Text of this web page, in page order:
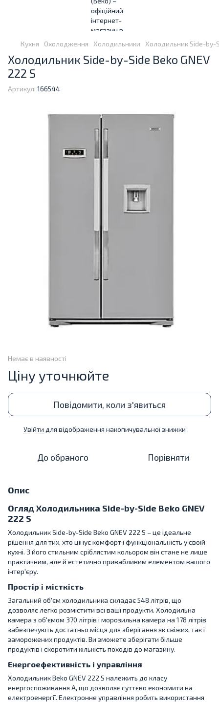
Кухня Охолодження Холодильники Холодильник Side-by-
Холодильник Side-by-Side Beko GNEV
222 S
Артикул: 166544
Немає в наявності
Ціну уточнюйте
Повідомити, коли з'явиться
Увійти для відображення накопичувальної знижки
До обраного Порівняти
Опис
Огляд Холодильника Side-by-Side Beko GNEV
222 S
Холодильник Side-by-Side Beko GNEV 222 S – це ідеальне
рішення для тих, хто цінує комфорт і функціональність у своїй
кухні. З його стильним сріблястим кольором він стане не лише
практичним, але й естетично привабливим елементом вашого
інтер'єру.
Простір і місткість
Загальний об'єм холодильника складає 548 літрів, що
дозволяє легко розмістити всі ваші продукти. Холодильна
камера з об'ємом 370 літрів і морозильна камера на 178 літрів
забезпечують достатньо місця для зберігання як свіжих, так і
заморожених продуктів. Ви зможете зберігати більше
продуктів і скоротити кількість походів до магазину.
Енергоефективність і управління
Холодильник Beko GNEV 222 S належить до класу
енергоспоживання A, що дозволяє суттєво економити на
електроенергії. Електронне управління робить використання